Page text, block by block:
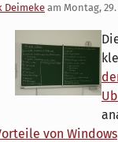
Deimeke am Montag,
von Windows